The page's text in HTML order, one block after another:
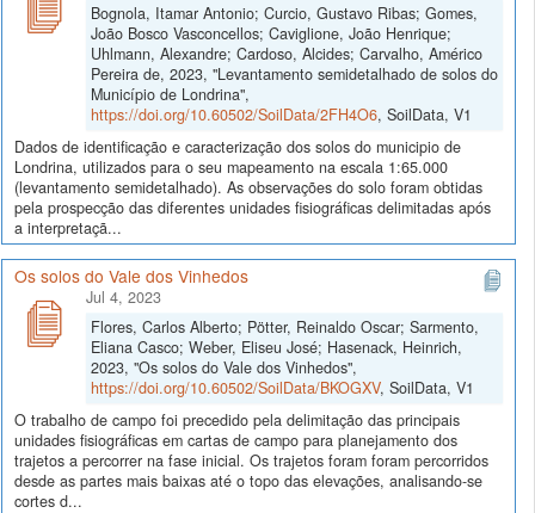
Bognola, Itamar Antonio; Curcio, Gustavo Ribas; Gomes,
João Bosco Vasconcellos; Caviglione, João Henrique;
Uhlmann, Alexandre; Cardoso, Alcides; Carvalho, Américo
Pereira de, 2023, "Levantamento semidetalhado de solos do
Município de Londrina",
https://doi.org/10.60502/SoilData/2FH4O6, SoilData, V1
Dados de identificação e caracterização dos solos do municipio de
Londrina, utilizados para o seu mapeamento na escala 1:65.000
(levantamento semidetalhado). As observações do solo foram obtidas
pela prospecção das diferentes unidades fisiográficas delimitadas após
a interpretaçã...
Os solos do Vale dos Vinhedos
Jul 4, 2023
Flores, Carlos Alberto; Pötter, Reinaldo Oscar; Sarmento,
Eliana Casco; Weber, Eliseu José; Hasenack, Heinrich,
2023, "Os solos do Vale dos Vinhedos",
https://doi.org/10.60502/SoilData/BKOGXV, SoilData, V1
O trabalho de campo foi precedido pela delimitação das principais
unidades fisiográficas em cartas de campo para planejamento dos
trajetos a percorrer na fase inicial. Os trajetos foram foram percorridos
desde as partes mais baixas até o topo das elevações, analisando-se
cortes d...